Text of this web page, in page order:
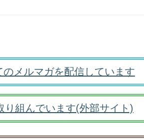
メルマガを配信しています
り組んでいます(外部サイト)